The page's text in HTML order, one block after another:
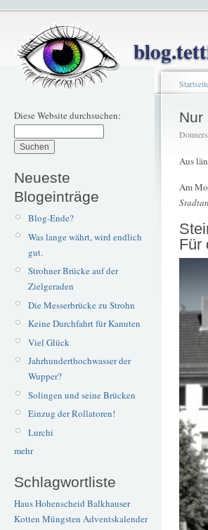
Diese Website durchsuchen:
Neueste
Blogeinträge
Blog-Ende?
Was lange währt, wird endlich
gut.
Strohner Brücke auf der
Zielgeraden
Die Messerbrücke zu Strohn
Keine Durchfahrt für Kanuten
Viel Glück
Jahrhunderthochwasser der
Wupper?
Solingen und seine Brücken
Einzug der Rollatoren!
Lurchi
mehr
Schlagwortliste
Haus Hohenscheid Balkhauser
Kotten Müngsten Adventskalender
Nur
Aus
Am
Für